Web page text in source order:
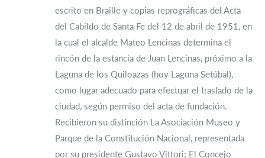
escrito en Braille y copias reprográficas del Acta
del Cabildo de Santa Fe del 12 de abril de 1951, en
la cual el alcalde Mateo Lencinas determina el
rincón de la estancia de Juan Lencinas, próximo a la
Laguna de los Quiloazas (hoy Laguna Setúbal),
como lugar adecuado para efectuar el traslado de la
ciudad, según permiso del acta de fundación.
Recibieron su distinción La Asociación Museo y
Parque de la Constitución Nacional, representada
por su presidente Gustavo Vittori; El Concejo